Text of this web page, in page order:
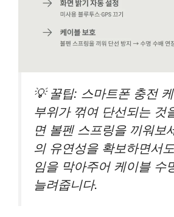
💡 꿀팁: 스마트폰 충전
부위가 꺾여 단선되는 것
면 볼펜 스프링을 끼워보
의 유연성을 확보하면서
임을 막아주어 케이블 수
늘려줍니다.